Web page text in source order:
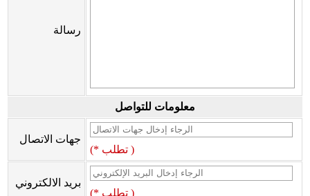
رسالة
معلومات للتواصل
جهات الاتصال
(* تطلب )
بريد الالكتروني
(* تطلب )